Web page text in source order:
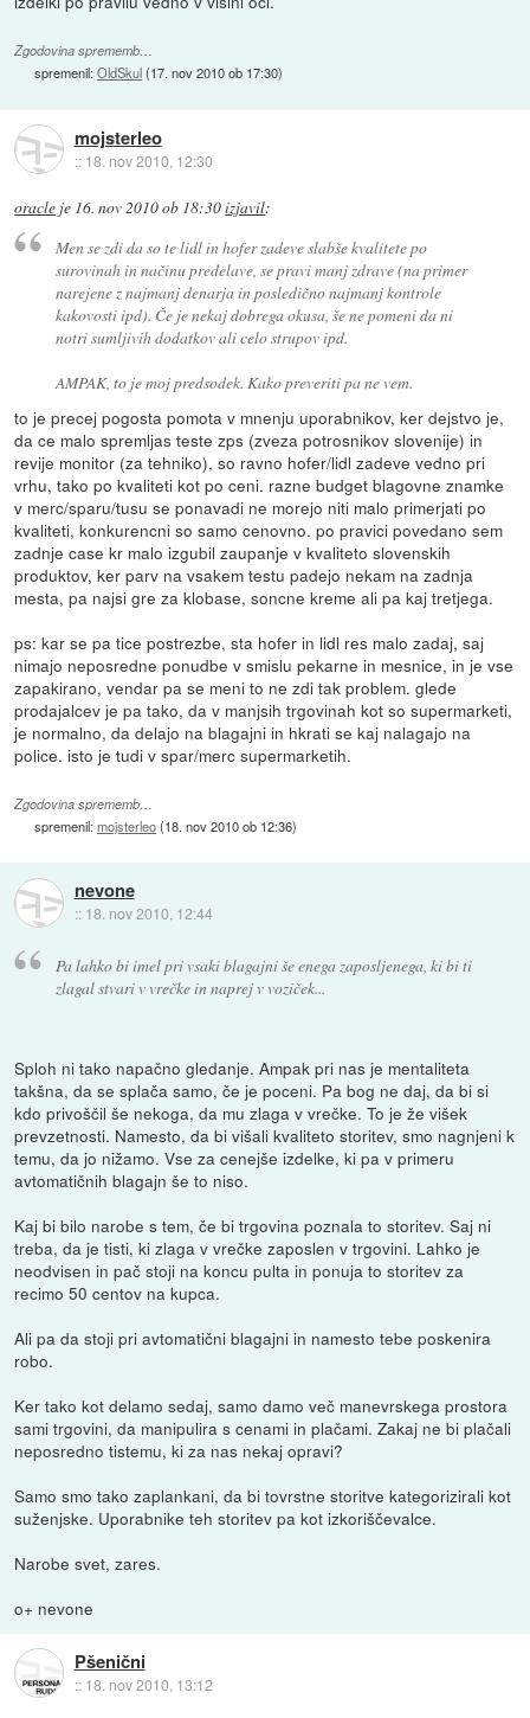
Zgodovina sprememb…
spremenil:OldSkul(17. nov 2010 ob 17:30)
mojsterleo
:: 18. nov 2010, 12:30
oracle je 16. nov 2010 ob 18:30izjavil:
Men se zdi da so te lidl in hofer zadeve slabše kvalitete po
surovinah in načinu predelave, se pravi manj zdrave (na primer
narejene z najmanj denarja in posledično najmanj kontrole
kakovosti ipd). Če je nekaj dobrega okusa, še ne pomeni da ni
notri sumljivih dodatkov ali celo strupov ipd.
AMPAK, to je moj predsodek. Kako preveriti pa ne vem.
to je precej pogosta pomota v mnenju uporabnikov, ker dejstvo je,
da ce malo spremljas teste zps (zveza potrosnikov slovenije) in
revije monitor (za tehniko), so ravno hofer/lidl zadeve vedno pri
vrhu, tako po kvaliteti kot po ceni. razne budget blagovne znamke
v merc/sparu/tusu se ponavadi ne morejo niti malo primerjati po
kvaliteti, konkurencni so samo cenovno. po pravici povedano sem
zadnje case kr malo izgubil zaupanje v kvaliteto slovenskih
produktov, ker parv na vsakem testu padejo nekam na zadnja
mesta, pa najsi gre za klobase, soncne kreme ali pa kaj tretjega.
ps: kar se pa tice postrezbe, sta hofer in lidl res malo zadaj, saj
nimajo neposredne ponudbe v smislu pekarne in mesnice, in je vse
zapakirano, vendar pa se meni to ne zdi tak problem. glede
prodajalcev je pa tako, da v manjsih trgovinah kot so supermarketi,
je normalno, da delajo na blagajni in hkrati se kaj nalagajo na
police. isto je tudi v spar/merc supermarketih.
Zgodovina sprememb…
spremenil:mojsterleo(18. nov 2010 ob 12:36)
nevone
:: 18. nov 2010, 12:44
Pa lahko bi imel pri vsaki blagajni še enega zaposljenega, ki bi ti
zlagal stvari v vrečke in naprej v voziček...
Sploh ni tako napačno gledanje. Ampak pri nas je mentaliteta
takšna, da se splača samo, če je poceni. Pa bog ne daj, da bi si
kdo privoščil še nekoga, da mu zlaga v vrečke. To je že višek
prevzetnosti. Namesto, da bi višali kvaliteto storitev, smo nagnjeni k
temu, da jo nižamo. Vse za cenejše izdelke, ki pa v primeru
avtomatičnih blagajn še to niso.
Kaj bi bilo narobe s tem, če bi trgovina poznala to storitev. Saj ni
treba, da je tisti, ki zlaga v vrečke zaposlen v trgovini. Lahko je
neodvisen in pač stoji na koncu pulta in ponuja to storitev za
recimo 50 centov na kupca.
Ali pa da stoji pri avtomatični blagajni in namesto tebe poskenira
robo.
Ker tako kot delamo sedaj, samo damo več manevrskega prostora
sami trgovini, da manipulira s cenami in plačami. Zakaj ne bi plačali
neposredno tistemu, ki za nas nekaj opravi?
Samo smo tako zaplankani, da bi tovrstne storitve kategorizirali kot
suženjske. Uporabnike teh storitev pa kot izkoriščevalce.
Narobe svet, zares.
o+ nevone
Pšenični
:: 18. nov 2010, 13:12